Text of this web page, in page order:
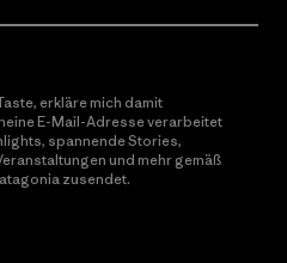
erkläre mich damit
E-Mail-Adresse verarbeitet
spannende Stories,
und mehr gemäß
zusendet.